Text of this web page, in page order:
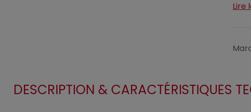
Lire
DESCRIPTION & CARACTÉRISTIQUES